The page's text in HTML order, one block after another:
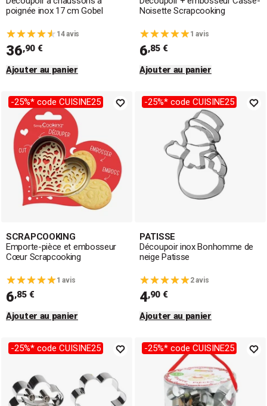
poignée inox 17 cm Gobel
14 avis
36,90 €
Ajouter au panier
Noisette Scrapcooking
1 avis
6,85 €
Ajouter au panier
-25%* code CUISINE25
SCRAPCOOKING
Emporte-pièce et embosseur
Cœur Scrapcooking
1 avis
6,85 €
Ajouter au panier
-25%* code CUISINE25
PATISSE
Découpoir inox Bonhomme de
neige Patisse
2 avis
4,90 €
Ajouter au panier
-25%* code CUISINE25 -25%* code CUISINE25